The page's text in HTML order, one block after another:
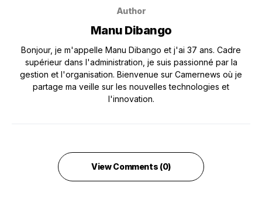
Author
Manu Dibango
Bonjour, je m'appelle Manu Dibango et j'ai 37 ans. Cadre
supérieur dans l'administration, je suis passionné par la
gestion et l'organisation. Bienvenue sur Camernews où je
partage ma veille sur les nouvelles technologies et
l'innovation.
View Comments (0)